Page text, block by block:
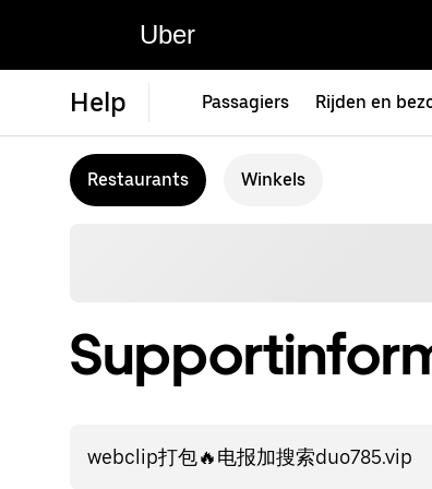
Uber
Help Passagiers Rijden en
Restaurants Winkels